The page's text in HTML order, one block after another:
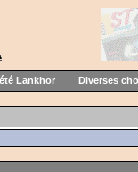
Lankhor Diverses